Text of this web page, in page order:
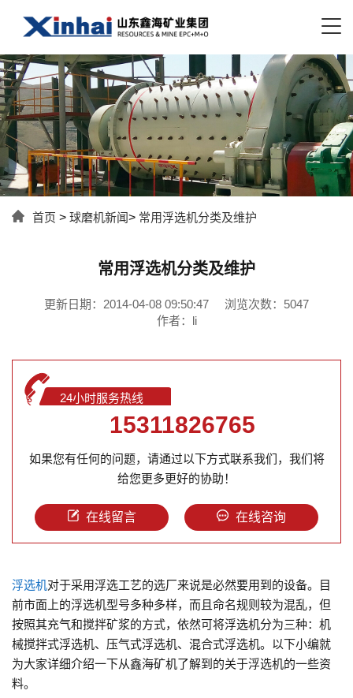
首页 > 球磨机新闻> 常用浮选机分类及维护
常用浮选机分类及维护
更新日期：2014-04-08 09:50:47
浏览次数：5047
作者：li
24小时服务热线
15311826765
如果您有任何的问题，请通过以下方式联系我们，我们将
给您更多更好的协助！
在线留言 在线咨询
浮选机对于采用浮选工艺的选厂来说是必然要用到的设备。目
前市面上的浮选机型号多种多样，而且命名规则较为混乱，但
按照其充气和搅拌矿浆的方式，依然可将浮选机分为三种：机
械搅拌式浮选机、压气式浮选机、混合式浮选机。以下小编就
为大家详细介绍一下从鑫海矿机了解到的关于浮选机的一些资
料。